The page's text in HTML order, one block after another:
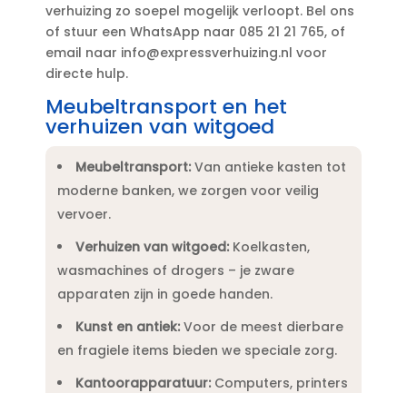
verhuizing zo soepel mogelijk verloopt.​ Bel ons
of stuur een WhatsApp naar 085 21 21 765, of
email naar info@expressverhuizing.​nl voor
directe hulp.​
Meubeltransport en het
verhuizen van witgoed
Meubeltransport:Van antieke kasten tot
moderne banken, we zorgen voor veilig
vervoer.​
Verhuizen van witgoed:Koelkasten,
wasmachines of drogers – je zware
apparaten zijn in goede handen.​
Kunst en antiek:Voor de meest dierbare
en fragiele items bieden we speciale zorg.​
Kantoorapparatuur:Computers, printers